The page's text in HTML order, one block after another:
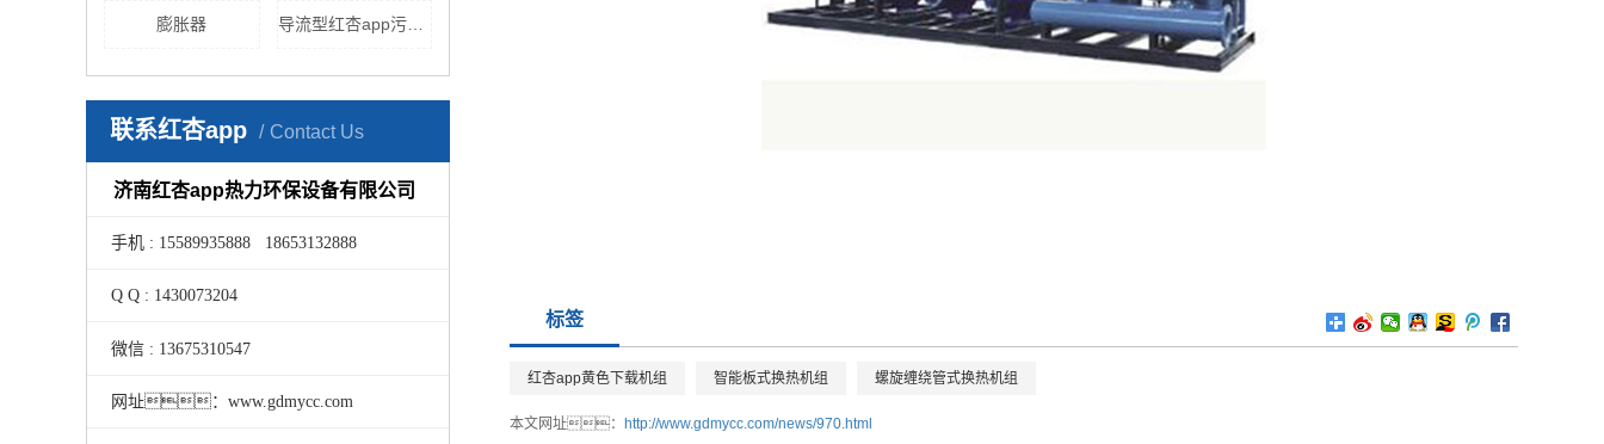
膨胀器 导流型红杏app污版下载
联系红杏app Contact Us
济南红杏app热力环保设备有限公司
手机 : 15589935888 18653132888
Q Q : 1430073204
微信 : 13675310547
网址：www.gdmycc.com
标签
红杏app黄色下载机组 智能板式换热机组 螺旋缠绕管式换热机组
本文网址： http://www.gdmycc.com/news/970.html